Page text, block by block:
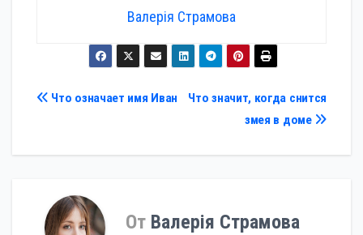
Валерія Страмова
Навигация
Что значит, когда снится
змея в доме
Что означает имя Иван
От Валерія Страмова